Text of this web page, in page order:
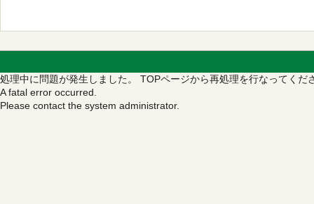
処理中に問題が発生しました。 TOPページから再処理を行なってくだ
A fatal error occurred.
Please contact the system administrator.